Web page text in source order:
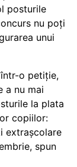
posturile
nu poți
unui
o petiție,
a nu mai
la plata
copiilor:
extrașcolare
spun